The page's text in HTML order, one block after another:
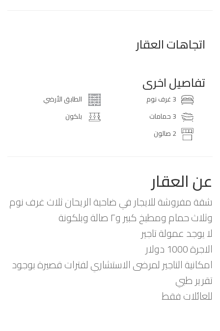
اتجاهات العقار
تفاصيل اخرى
3 غرف نوم
3 حمامات
2 صالون
الطابق الأرضي
بلكون
عن العقار
شقة مفروشة للايجار في ضاحية الريحان ثلاث غرف نوم
وثلاث حمام ومطبخ كبير و٢ صالة وبلكونة
لا يوجد عمولة تاجير
الاجرة 1000 دولار
امكانية التاجير لمرضى الاستشاري لفترات قصيرة بوجود
تقرير طبي
للعائلات فقط